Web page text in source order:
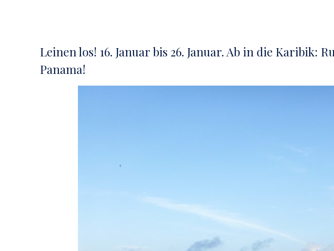
Leinen los! 16. Januar bis 26. Januar. Ab in die Karibik:
Panama!